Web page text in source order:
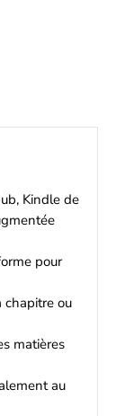
Kindle de
pour
chapitre ou
matières
au